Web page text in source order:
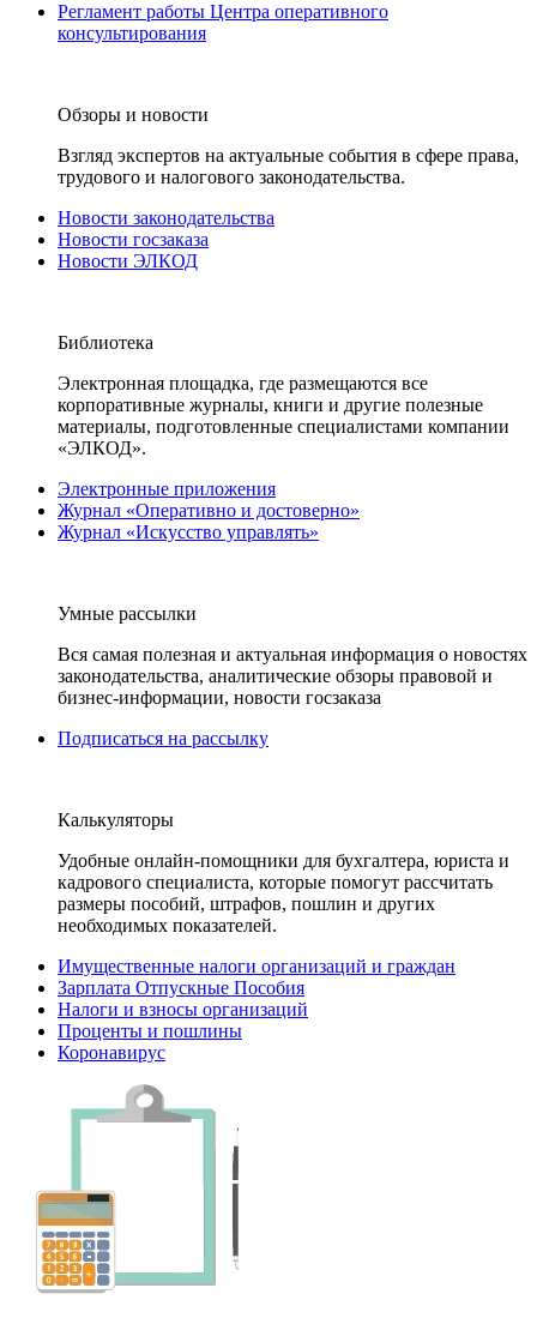
Регламент работы Центра оперативного
консультирования
Обзоры и новости
Взгляд экспертов на актуальные события в сфере права,
трудового и налогового законодательства.
Новости законодательства
Новости госзаказа
Новости ЭЛКОД
Библиотека
Электронная площадка, где размещаются все
корпоративные журналы, книги и другие полезные
материалы, подготовленные специалистами компании
«ЭЛКОД».
Электронные приложения
Журнал «Оперативно и достоверно»
Журнал «Искусство управлять»
Умные рассылки
Вся самая полезная и актуальная информация о новостях
законодательства, аналитические обзоры правовой и
бизнес-информации, новости госзаказа
Подписаться на рассылку
Калькуляторы
Удобные онлайн-помощники для бухгалтера, юриста и
кадрового специалиста, которые помогут рассчитать
размеры пособий, штрафов, пошлин и других
необходимых показателей.
Имущественные налоги организаций и граждан
Зарплата Отпускные Пособия
Налоги и взносы организаций
Проценты и пошлины
Коронавирус